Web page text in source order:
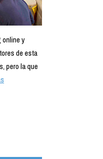
online y
de esta
pero la que